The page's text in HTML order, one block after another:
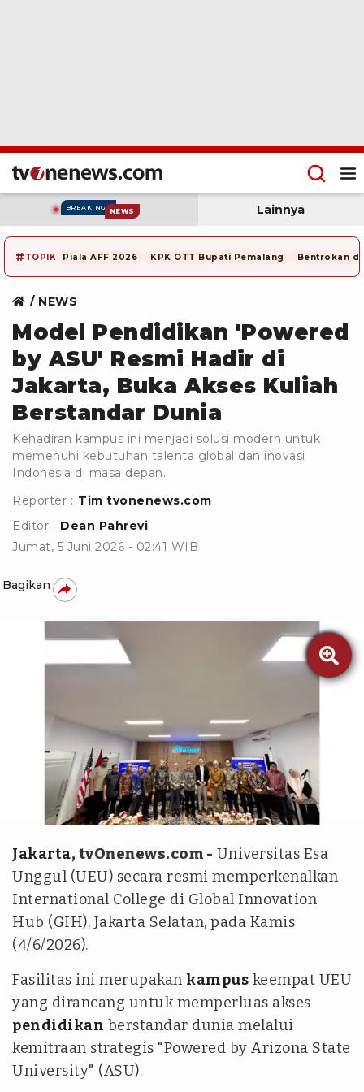
BREAKING NEWS Lainnya
# TOPIK Piala AFF 2026 KPK OTT Bupati Pemalang Bentrokan di
NEWS
Model Pendidikan 'Powered
by ASU' Resmi Hadir di
Jakarta, Buka Akses Kuliah
Berstandar Dunia
Kehadiran kampus ini menjadi solusi modern untuk
memenuhi kebutuhan talenta global dan inovasi
Indonesia di masa depan.
Reporter : Tim tvonenews.com
Editor : Dean Pahrevi
Jumat, 5 Juni 2026 - 02:41 WIB
Bagikan

Istimewa
Jakarta, tvOnenews.com - Universitas Esa
Unggul (UEU) secara resmi memperkenalkan
International College di Global Innovation
Hub (GIH), Jakarta Selatan, pada Kamis
(4/6/2026).
Fasilitas ini merupakan kampus keempat UEU
yang dirancang untuk memperluas akses
pendidikan berstandar dunia melalui
kemitraan strategis "Powered by Arizona State
University" (ASU).